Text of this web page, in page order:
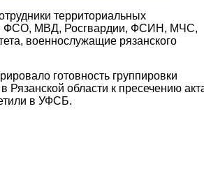
территориальных
ФСО, МВД, Росгвардии, ФСИН, МЧС,
военнослужащие рязанского
готовность группировки
Рязанской области к пресечению
в УФСБ.